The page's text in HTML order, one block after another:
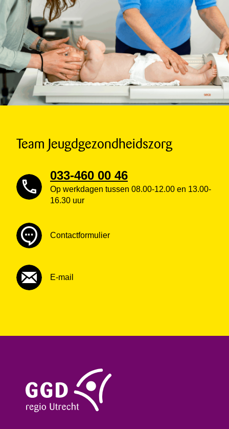
Team Jeugdgezondheidszorg
033-460 00 46
Op werkdagen tussen 08.00-12.00 en 13.00-
16.30 uur
Contactformulier
E-mail